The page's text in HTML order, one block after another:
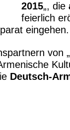
2015„, die
feierlich
eingehen.
von
Deutsch-